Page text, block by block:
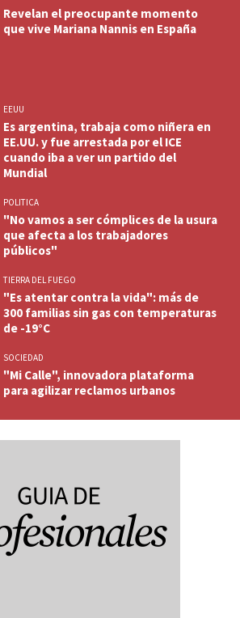
Revelan el preocupante momento
que vive Mariana Nannis en España
EEUU
Es argentina, trabaja como niñera en
EE.UU. y fue arrestada por el ICE
cuando iba a ver un partido del
Mundial
POLITICA
"No vamos a ser cómplices de la usura
que afecta a los trabajadores
públicos"
TIERRA DEL FUEGO
"Es atentar contra la vida": más de
300 familias sin gas con temperaturas
de -19°C
SOCIEDAD
"Mi Calle", innovadora plataforma
para agilizar reclamos urbanos